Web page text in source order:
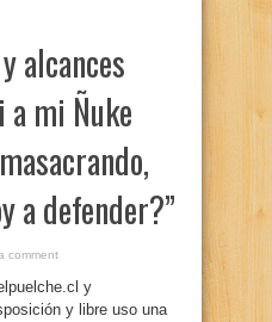
alcances
a mi Ñuke
a defender?”
comment
y
y libre uso una